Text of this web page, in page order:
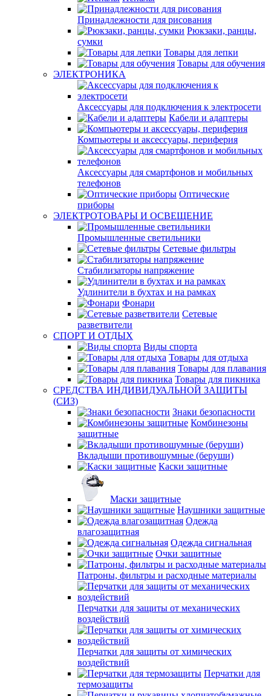
Принадлежности для рисования
Рюкзаки, ранцы,
сумки
Товары для лепки
Товары для обучения
ЭЛЕКТРОНИКА
Аксессуары для подключения к электросети
Кабели и адаптеры
Компьютеры и аксессуары, периферия
Аксессуары для смартфонов и мобильных
телефонов
Оптические
приборы
ЭЛЕКТРОТОВАРЫ И ОСВЕЩЕНИЕ
Промышленные светильники
Сетевые фильтры
Стабилизаторы напряжение
Удлинители в бухтах и на рамках
Фонари
Сетевые
разветвители
СПОРТ И ОТДЫХ
Виды спорта
Товары для отдыха
Товары для плавания
Товары для пикника
СРЕДСТВА ИНДИВИДУАЛЬНОЙ ЗАЩИТЫ
(СИЗ)
Знаки безопасности
Комбинезоны
защитные
Вкладыши противошумные (беруши)
Каски защитные
Маски защитные
Наушники защитные
Одежда
влагозащитная
Одежда сигнальная
Очки защитные
Патроны, фильтры и расходные материалы
Перчатки для защиты от механических
воздействий
Перчатки для защиты от химических
воздействий
Перчатки для
термозащиты